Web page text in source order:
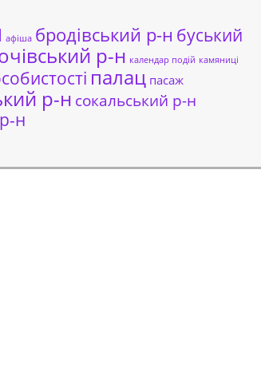
афіша бродівський р-н буський
р-н календар подій камяниці
палац пасаж
р-н сокальський р-н
н